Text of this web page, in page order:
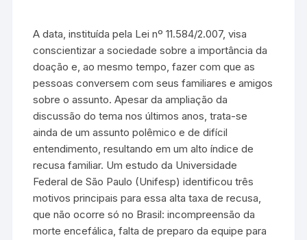
A data, instituída pela Lei nº 11.584/2.007, visa
conscientizar a sociedade sobre a importância da
doação e, ao mesmo tempo, fazer com que as
pessoas conversem com seus familiares e amigos
sobre o assunto. Apesar da ampliação da
discussão do tema nos últimos anos, trata-se
ainda de um assunto polêmico e de difícil
entendimento, resultando em um alto índice de
recusa familiar. Um estudo da Universidade
Federal de São Paulo (Unifesp) identificou três
motivos principais para essa alta taxa de recusa,
que não ocorre só no Brasil: incompreensão da
morte encefálica, falta de preparo da equipe para